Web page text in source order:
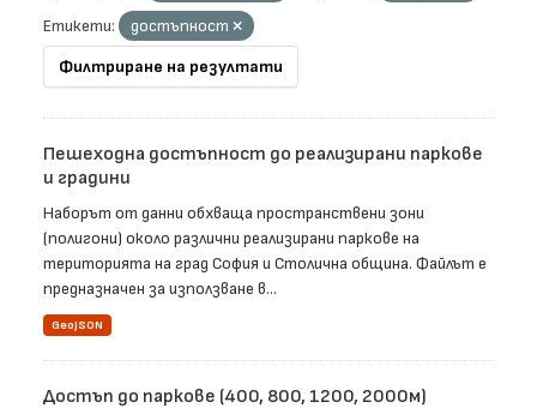
Етикети:
достъпност
Филтриране на резултати
Пешеходна достъпност до реализирани паркове
и градини
Наборът от данни обхваща пространствени зони
(полигони) около различни реализирани паркове на
територията на град София и Столична община. Файлът е
предназначен за използване в...
GeoJSON
Достъп до паркове (400, 800, 1200, 2000м)